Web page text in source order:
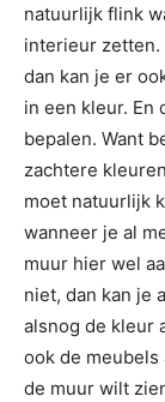
natuurlijk flink
interieur zetten.
dan kan je er
in een kleur. En
bepalen. Want
zachtere
moet natuurlijk
wanneer je al
muur hier wel
niet, dan kan je
alsnog de kleur
ook de meubels
de muur wilt